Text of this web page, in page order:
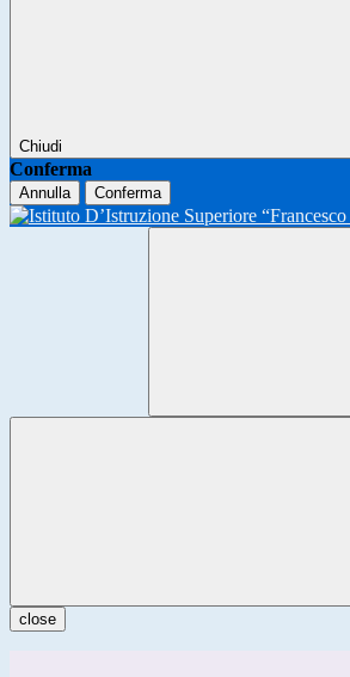
Chiudi
Conferma
Annulla Conferma
close